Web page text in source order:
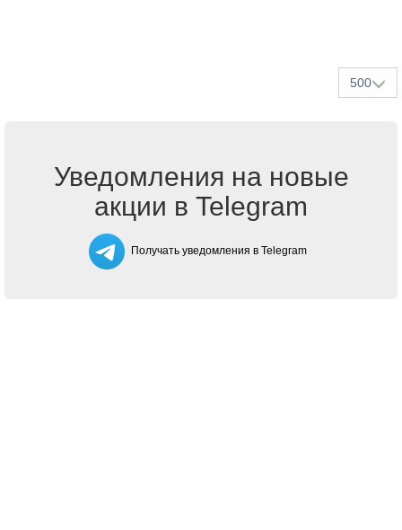
500
Уведомления на новые
акции в Telegram
Получать уведомления в Telegram